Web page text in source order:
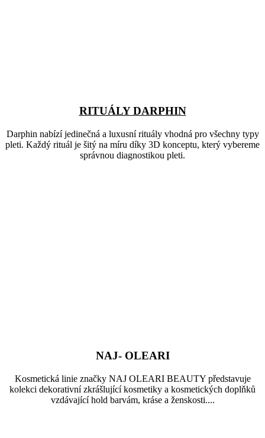
RITUÁLY DARPHIN
Darphin nabízí jedinečná a luxusní rituály vhodná pro všechny typy
pleti. Každý rituál je šitý na míru díky 3D konceptu, který vybereme
správnou diagnostikou pleti.
NAJ- OLEARI
Kosmetická linie značky NAJ OLEARI BEAUTY představuje
kolekci dekorativní zkrášlující kosmetiky a kosmetických doplňků
vzdávající hold barvám, kráse a ženskosti....